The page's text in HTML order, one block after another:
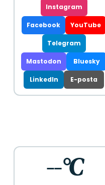
Instagram
Facebook YouTube
Telegram
Mastodon Bluesky
LinkedIn E-posta
--°C